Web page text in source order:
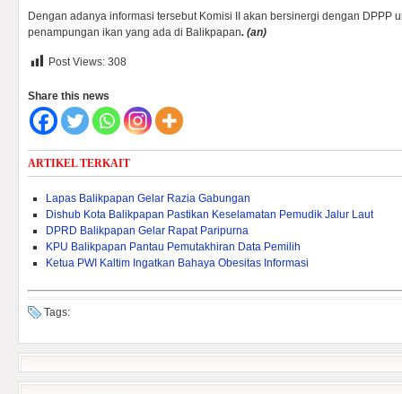
Dengan adanya informasi tersebut Komisi II akan bersinergi dengan DPPP
penampungan ikan yang ada di Balikpapan. (an)
Post Views: 308
Share this news
ARTIKEL TERKAIT
Lapas Balikpapan Gelar Razia Gabungan
Dishub Kota Balikpapan Pastikan Keselamatan Pemudik Jalur Laut
DPRD Balikpapan Gelar Rapat Paripurna
KPU Balikpapan Pantau Pemutakhiran Data Pemilih
Ketua PWI Kaltim Ingatkan Bahaya Obesitas Informasi
Tags: